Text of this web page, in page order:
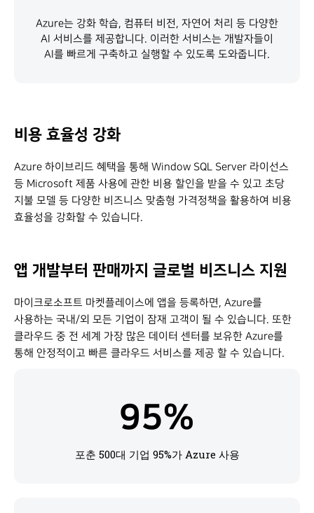
Azure는 강화 학습, 컴퓨터 비전, 자연어 처리 등 다양한
AI 서비스를 제공합니다. 이러한 서비스는 개발자들이
AI를 빠르게 구축하고 실행할 수 있도록 도와줍니다.
비용 효율성 강화
Azure 하이브리드 혜택을 통해 Window SQL Server 라이선스
등 Microsoft 제품 사용에 관한 비용 할인을 받을 수 있고 초당
지불 모델 등 다양한 비즈니스 맞춤형 가격정책을 활용하여 비용
효율성을 강화할 수 있습니다.
앱 개발부터 판매까지 글로벌 비즈니스 지원
마이크로소프트 마켓플레이스에 앱을 등록하면, Azure를
사용하는 국내/외 모든 기업이 잠재 고객이 될 수 있습니다. 또한
클라우드 중 전 세계 가장 많은 데이터 센터를 보유한 Azure를
통해 안정적이고 빠른 클라우드 서비스를 제공 할 수 있습니다.
95%
포춘 500대 기업 95%가 Azure 사용